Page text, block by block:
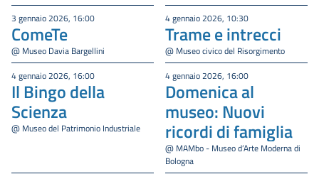
3 gennaio 2026, 16:00
ComeTe
@ Museo Davia Bargellini
4 gennaio 2026, 10:30
Trame e intrecci
@ Museo civico del Risorgimento
4 gennaio 2026, 16:00
Il Bingo della
Scienza
@ Museo del Patrimonio Industriale
4 gennaio 2026, 16:00
Domenica al
museo: Nuovi
ricordi di famiglia
@ MAMbo - Museo d’Arte Moderna di
Bologna